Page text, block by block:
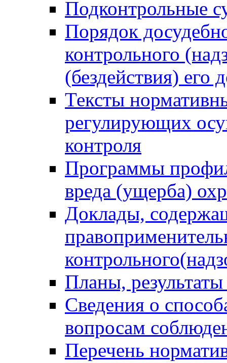
Подконтрольные
Порядок
контрольного
(бездействия)
Тексты
регулирующих
контроля
Программы
вреда (ущерба)
Доклады,
Планы,
Сведения о
вопросам
Перечень